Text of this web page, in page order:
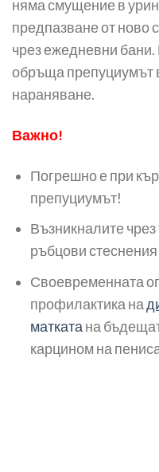
няма смущение в
предпазване от ново
чрез ежедневни
обръща препуциумът
нараняване.
Важно!
Погрешно е при
препуциумът!
Възникналите
ръбцови
Своевременната
профилактика на
матката на
карцином на